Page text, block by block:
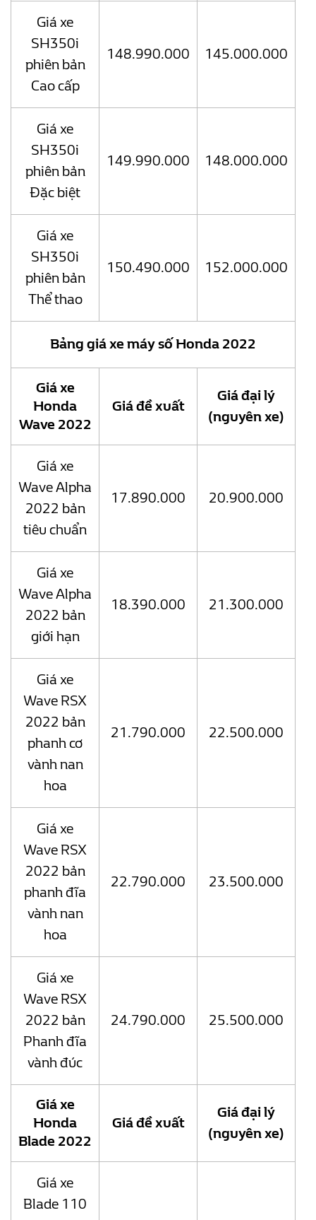
Giá xe
SH350i
phiên bản
Cao cấp
148.990.000 145.000.000
Giá xe
SH350i
phiên bản
Đặc biệt
149.990.000 148.000.000
Giá xe
SH350i
phiên bản
Thể thao
150.490.000 152.000.000
Bảng giá xe máy số Honda 2022
Giá xe
Honda
Wave 2022
Giá đề xuất
Giá đại lý
(nguyên xe)
Giá xe
Wave Alpha
2022 bản
tiêu chuẩn
17.890.000 20.900.000
Giá xe
Wave Alpha
2022 bản
giới hạn
18.390.000 21.300.000
Giá xe
Wave RSX
2022 bản
phanh cơ
vành nan
hoa
21.790.000 22.500.000
Giá xe
Wave RSX
2022 bản
phanh đĩa
vành nan
hoa
22.790.000 23.500.000
Giá xe
Wave RSX
2022 bản
Phanh đĩa
vành đúc
24.790.000 25.500.000
Giá xe
Honda
Blade 2022
Giá đề xuất
Giá đại lý
(nguyên xe)
Giá xe
Blade 110